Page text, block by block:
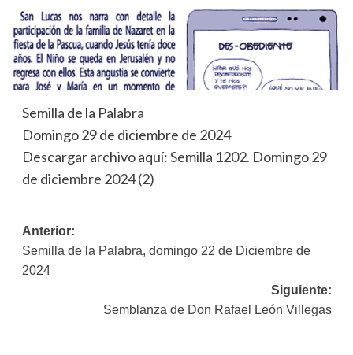
Semilla de la Palabra
Domingo 29 de diciembre de 2024
Descargar archivo aquí:Semilla 1202. Domingo 29
de diciembre 2024 (2)
Navegación
de
Anterior:
Semilla de la Palabra, domingo 22 de Diciembre de
2024
Siguiente:
Semblanza de Don Rafael León Villegas